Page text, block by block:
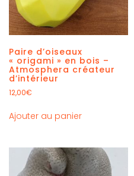
Paire d’oiseaux
« origami » en bois –
Atmosphera créateur
d’intérieur
12,00€
Ajouter au panier